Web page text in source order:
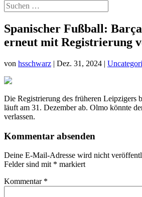
Spanischer Fußball:
erneut mit Registrierung
von hsschwarz | Dez. 31, 2024 |
Die Registrierung des früheren Leipzigers
läuft am 31. Dezember ab. Olmo könnte
verlassen.
Kommentar absenden
Deine E-Mail-Adresse wird nicht
Felder sind mit * markiert
Kommentar *